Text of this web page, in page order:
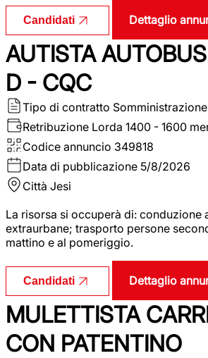
Candidati Dettaglio
AUTISTA
D - CQC
Tipo di contratto Somministrazione
Retribuzione Lorda 1400 - 1600
Codice annuncio 349818
Data di pubblicazione 5/8/2026
Città Jesi
La risorsa si occuperà di: conduzione
extraurbane; trasporto persone
mattino e al pomeriggio.
Candidati Dettaglio
MULETTISTA
CON PATENTINO